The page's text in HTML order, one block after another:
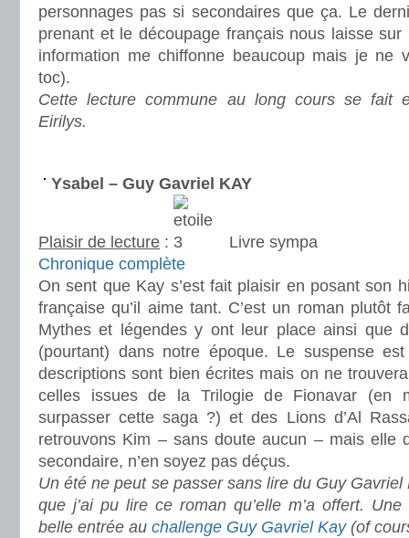
personnages pas si secondaires que ça. Le
prenant et le découpage français nous laisse
information me chiffonne beaucoup mais je ne
toc).
Cette lecture commune au long cours se fait
Eirilys.
Ysabel – Guy Gavriel KAY
Plaisir de lecture :
Livre sympa
Chronique complète
On sent que Kay s’est fait plaisir en posant son
française qu’il aime tant. C’est un roman plutôt
Mythes et légendes y ont leur place ainsi que
(pourtant) dans notre époque. Le suspense
descriptions sont bien écrites mais on ne
celles issues de la Trilogie de Fionavar (en
surpasser cette saga ?) et des Lions d’Al
retrouvons Kim – sans doute aucun – mais elle
secondaire, n’en soyez pas déçus.
Un été ne peut se passer sans lire du Guy Gavriel
que j’ai pu lire ce roman qu’elle m’a offert.
belle entrée au challenge Guy Gavriel Kay(of